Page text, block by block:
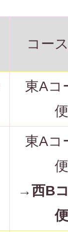
コー
東Aコ
東Aコ
→西B